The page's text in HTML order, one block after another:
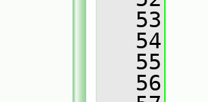
   53
   54
   55
   56